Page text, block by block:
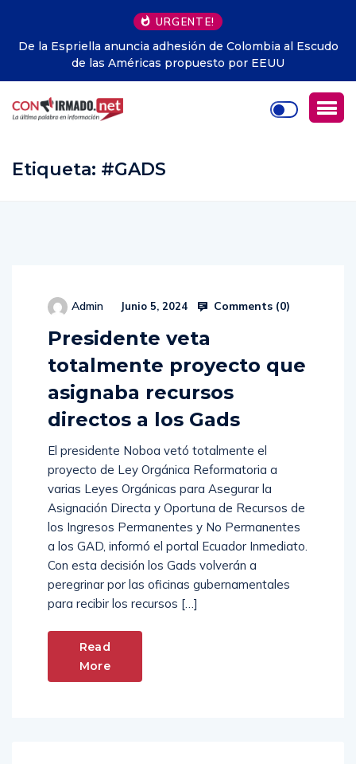
URGENTE!
de Colombia al Escudo
por EEUU
Jorge Drexler y “El pianista
canción contra el olvido que
Etiqueta: #GADS
Admin Junio 5, 2024 Comments (0)
Presidente veta
totalmente proyecto que
asignaba recursos
directos a los Gads
El presidente Noboa vetó totalmente el
proyecto de Ley Orgánica Reformatoria a
varias Leyes Orgánicas para Asegurar la
Asignación Directa y Oportuna de Recursos de
los Ingresos Permanentes y No Permanentes
a los GAD, informó el portal Ecuador Inmediato.
Con esta decisión los Gads volverán a
peregrinar por las oficinas gubernamentales
para recibir los recursos […]
Read
More